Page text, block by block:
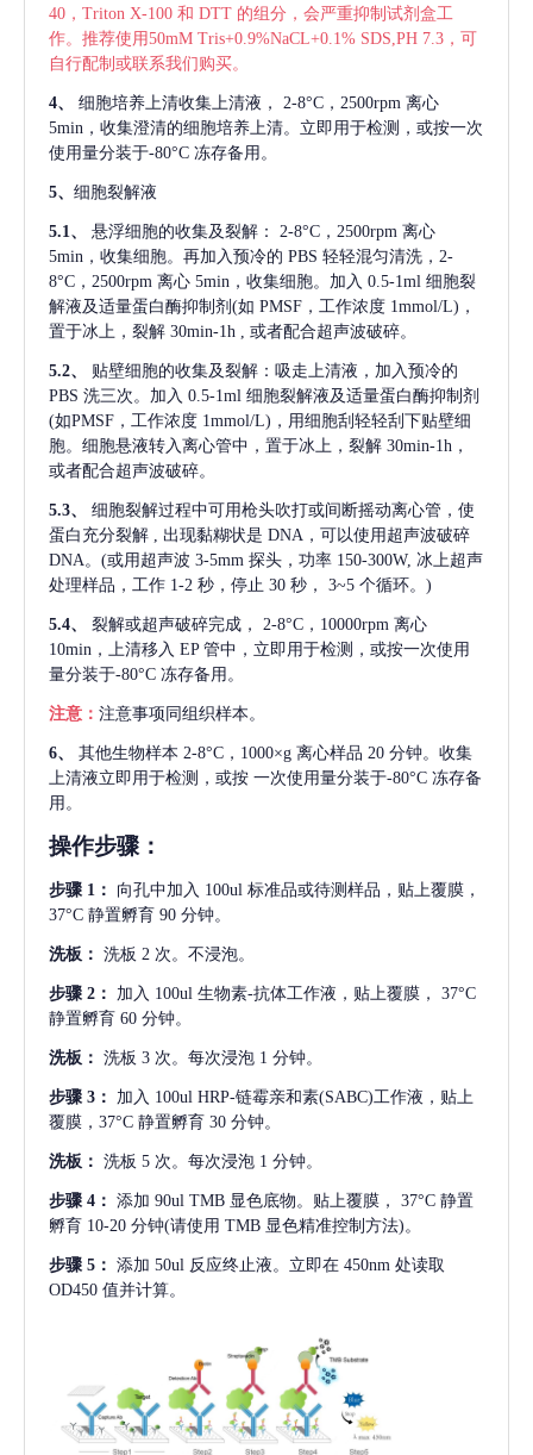
40，Triton X-100 和 DTT 的组分，会严重抑制试剂盒工
作。推荐使用50mM Tris+0.9%NaCL+0.1% SDS,PH 7.3，可
自行配制或联系我们购买。
4、 细胞培养上清收集上清液，
2-8°C，2500rpm 离心
5min，收集澄清的细胞培养上清。立即用于检测，或按一次
使用量分装于-80°C 冻存备用。
5、 细胞裂解液
5.1、 悬浮细胞的收集及裂解：
2-8°C，2500rpm 离心
5min，收集细胞。再加入预冷的 PBS 轻轻混匀清洗，2-
8°C，2500rpm 离心 5min，收集细胞。加入 0.5-1ml 细胞裂
解液及适量蛋白酶抑制剂(如 PMSF，工作浓度 1mmol/L)，
置于冰上，裂解 30min-1h , 或者配合超声波破碎。
5.2、
贴壁细胞的收集及裂解：吸走上清液，加入预冷的
PBS 洗三次。加入 0.5-1ml 细胞裂解液及适量蛋白酶抑制剂
(如PMSF，工作浓度 1mmol/L)，用细胞刮轻轻刮下贴壁细
胞。细胞悬液转入离心管中，置于冰上，裂解 30min-1h，
或者配合超声波破碎。
5.3、
细胞裂解过程中可用枪头吹打或间断摇动离心管，使
蛋白充分裂解 , 出现黏糊状是 DNA，可以使用超声波破碎
DNA。(或用超声波 3-5mm 探头，功率 150-300W, 冰上超声
处理样品，工作 1-2 秒，停止 30 秒， 3~5 个循环。)
5.4、 裂解或超声破碎完成，
2-8°C，10000rpm 离心
10min，上清移入 EP 管中，立即用于检测，或按一次使用
量分装于-80°C 冻存备用。
注意： 注意事项同组织样本。
6、 其他生物样本 2-8°C，1000×g 离心样品 20 分钟。收集
上清液立即用于检测，或按 一次使用量分装于-80°C 冻存备
用。
操作步骤：
步骤 1： 向孔中加入 100ul 标准品或待测样品，贴上覆膜，
37°C 静置孵育 90 分钟。
洗板： 洗板 2 次。不浸泡。
步骤 2： 加入 100ul 生物素-抗体工作液，贴上覆膜， 37°C
静置孵育 60 分钟。
洗板： 洗板 3 次。每次浸泡 1 分钟。
步骤 3： 加入 100ul HRP-链霉亲和素(SABC)工作液，贴上
覆膜，37°C 静置孵育 30 分钟。
洗板： 洗板 5 次。每次浸泡 1 分钟。
步骤 4： 添加 90ul TMB 显色底物。贴上覆膜， 37°C 静置
孵育 10-20 分钟(请使用 TMB 显色精准控制方法)。
步骤 5： 添加 50ul 反应终止液。立即在 450nm 处读取
OD450 值并计算。